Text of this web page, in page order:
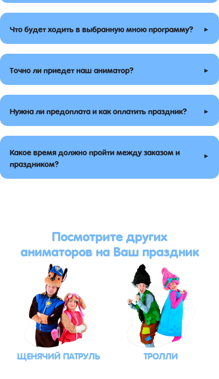
Что будет ходить в выбранную мною программу? ▸
Точно ли приедет наш аниматор? ▸
Нужна ли предоплата и как оплатить праздник? ▸
Какое время должно пройти между заказом и
праздником?
▸
Посмотрите других
аниматоров на Ваш праздник
ЩЕНЯЧИЙ ПАТРУЛЬ ТРОЛЛИ